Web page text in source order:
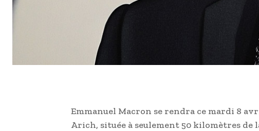
Emmanuel Macron se rendra ce mardi 8
Arich, située à seulement 50 kilomètres de